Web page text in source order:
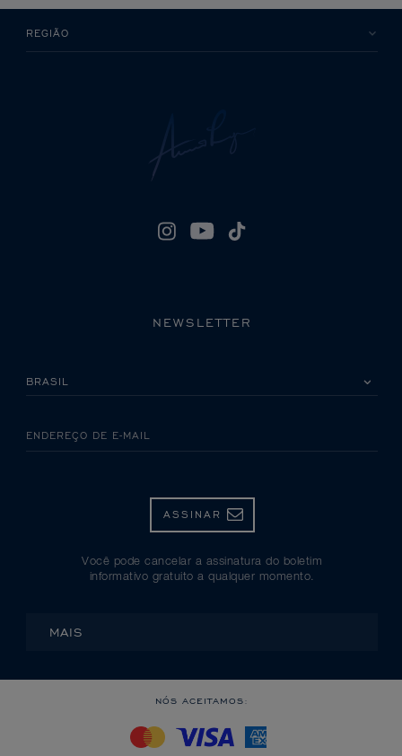
REGIÃO
NEWSLETTER
ENDEREÇO DE E-MAIL
ASSINAR
Você pode cancelar a assinatura do boletim
informativo gratuito a qualquer momento.
MAIS
NÓS ACEITAMOS: